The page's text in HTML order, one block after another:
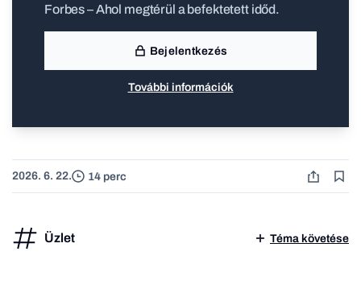
Forbes – Ahol megtérül a befektetett időd.
Bejelentkezés
További információk
2026. 6. 22. 14 perc
Üzlet Téma követése